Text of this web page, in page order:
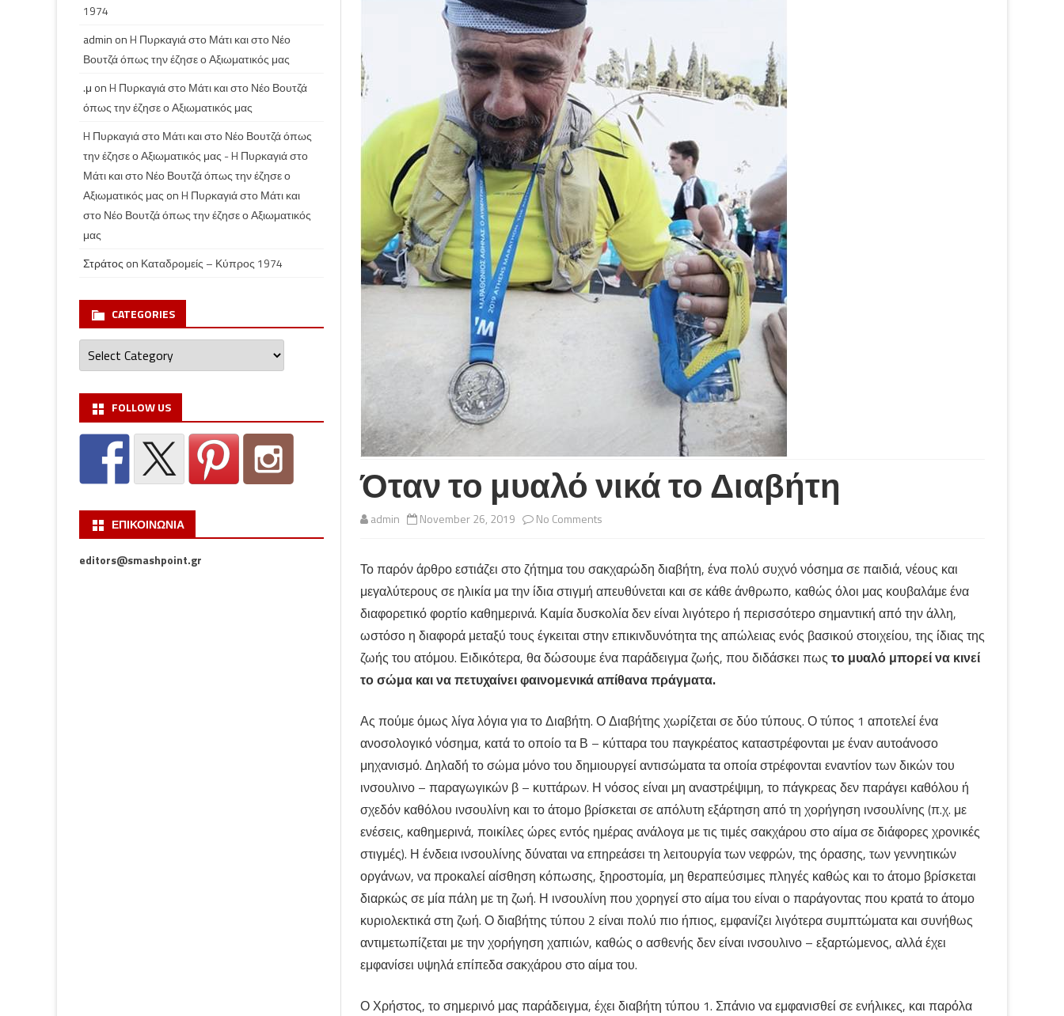
Όταν το μυαλό νικά το Διαβήτη
admin November 26, 2019 No Commentson
το
μυαλό
το
Διαβήτη
Το παρόν άρθρο εστιάζει στο ζήτημα του σακχαρώδη διαβήτη, ένα πολύ συχνό νόσημα σε παιδιά, νέους και
μεγαλύτερους σε ηλικία μα την ίδια στιγμή απευθύνεται και σε κάθε άνθρωπο, καθώς όλοι μας κουβαλάμε ένα
διαφορετικό φορτίο καθημερινά. Καμία δυσκολία δεν είναι λιγότερο ή περισσότερο σημαντική από την άλλη,
ωστόσο η διαφορά μεταξύ τους έγκειται στην επικινδυνότητα της απώλειας ενός βασικού στοιχείου, της ίδιας της
ζωής του ατόμου. Ειδικότερα, θα δώσουμε ένα παράδειγμα ζωής, που διδάσκει πως το μυαλό μπορεί να κινεί
το σώμα και να πετυχαίνει φαινομενικά απίθανα πράγματα.
Ας πούμε όμως λίγα λόγια για το Διαβήτη. Ο Διαβήτης χωρίζεται σε δύο τύπους. Ο τύπος 1 αποτελεί ένα
ανοσολογικό νόσημα, κατά το οποίο τα Β – κύτταρα του παγκρέατος καταστρέφονται με έναν αυτοάνοσο
μηχανισμό. Δηλαδή το σώμα μόνο του δημιουργεί αντισώματα τα οποία στρέφονται εναντίον των δικών του
ινσουλινο – παραγωγικών β – κυττάρων. Η νόσος είναι μη αναστρέψιμη, το πάγκρεας δεν παράγει καθόλου ή
σχεδόν καθόλου ινσουλίνη και το άτομο βρίσκεται σε απόλυτη εξάρτηση από τη χορήγηση ινσουλίνης (π.χ. με
ενέσεις, καθημερινά, ποικίλες ώρες εντός ημέρας ανάλογα με τις τιμές σακχάρου στο αίμα σε διάφορες χρονικές
στιγμές). Η ένδεια ινσουλίνης δύναται να επηρεάσει τη λειτουργία των νεφρών, της όρασης, των γεννητικών
οργάνων, να προκαλεί αίσθηση κόπωσης, ξηροστομία, μη θεραπεύσιμες πληγές καθώς και το άτομο βρίσκεται
διαρκώς σε μία πάλη με τη ζωή. Η ινσουλίνη που χορηγεί στο αίμα του είναι ο παράγοντας που κρατά το άτομο
κυριολεκτικά στη ζωή. Ο διαβήτης τύπου 2 είναι πολύ πιο ήπιος, εμφανίζει λιγότερα συμπτώματα και συνήθως
αντιμετωπίζεται με την χορήγηση χαπιών, καθώς ο ασθενής δεν είναι ινσουλινο – εξαρτώμενος, αλλά έχει
εμφανίσει υψηλά επίπεδα σακχάρου στο αίμα του.
Ο Χρήστος, το σημερινό μας παράδειγμα, έχει διαβήτη τύπου 1. Σπάνιο να εμφανισθεί σε ενήλικες, και παρόλα
1974
admin onH Πυρκαγιά στο Μάτι και στο Νέο
Βουτζά όπως την έζησε ο Αξιωματικός μας
.μ onH Πυρκαγιά στο Μάτι και στο Νέο Βουτζά
όπως την έζησε ο Αξιωματικός μας
H Πυρκαγιά στο Μάτι και στο Νέο Βουτζά όπως
την έζησε ο Αξιωματικός μας - H Πυρκαγιά στο
Μάτι και στο Νέο Βουτζά όπως την έζησε ο
Αξιωματικός μας onH Πυρκαγιά στο Μάτι και
στο Νέο Βουτζά όπως την έζησε ο Αξιωματικός
μας
Στράτος on Καταδρομείς – Κύπρος 1974
CATEGORIES
Categories
FOLLOW US
ΕΠΙΚΟΙΝΩΝΙΑ
editors@smashpoint.gr